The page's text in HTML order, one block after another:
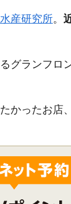
産研究所。
グランフロ
かったお店